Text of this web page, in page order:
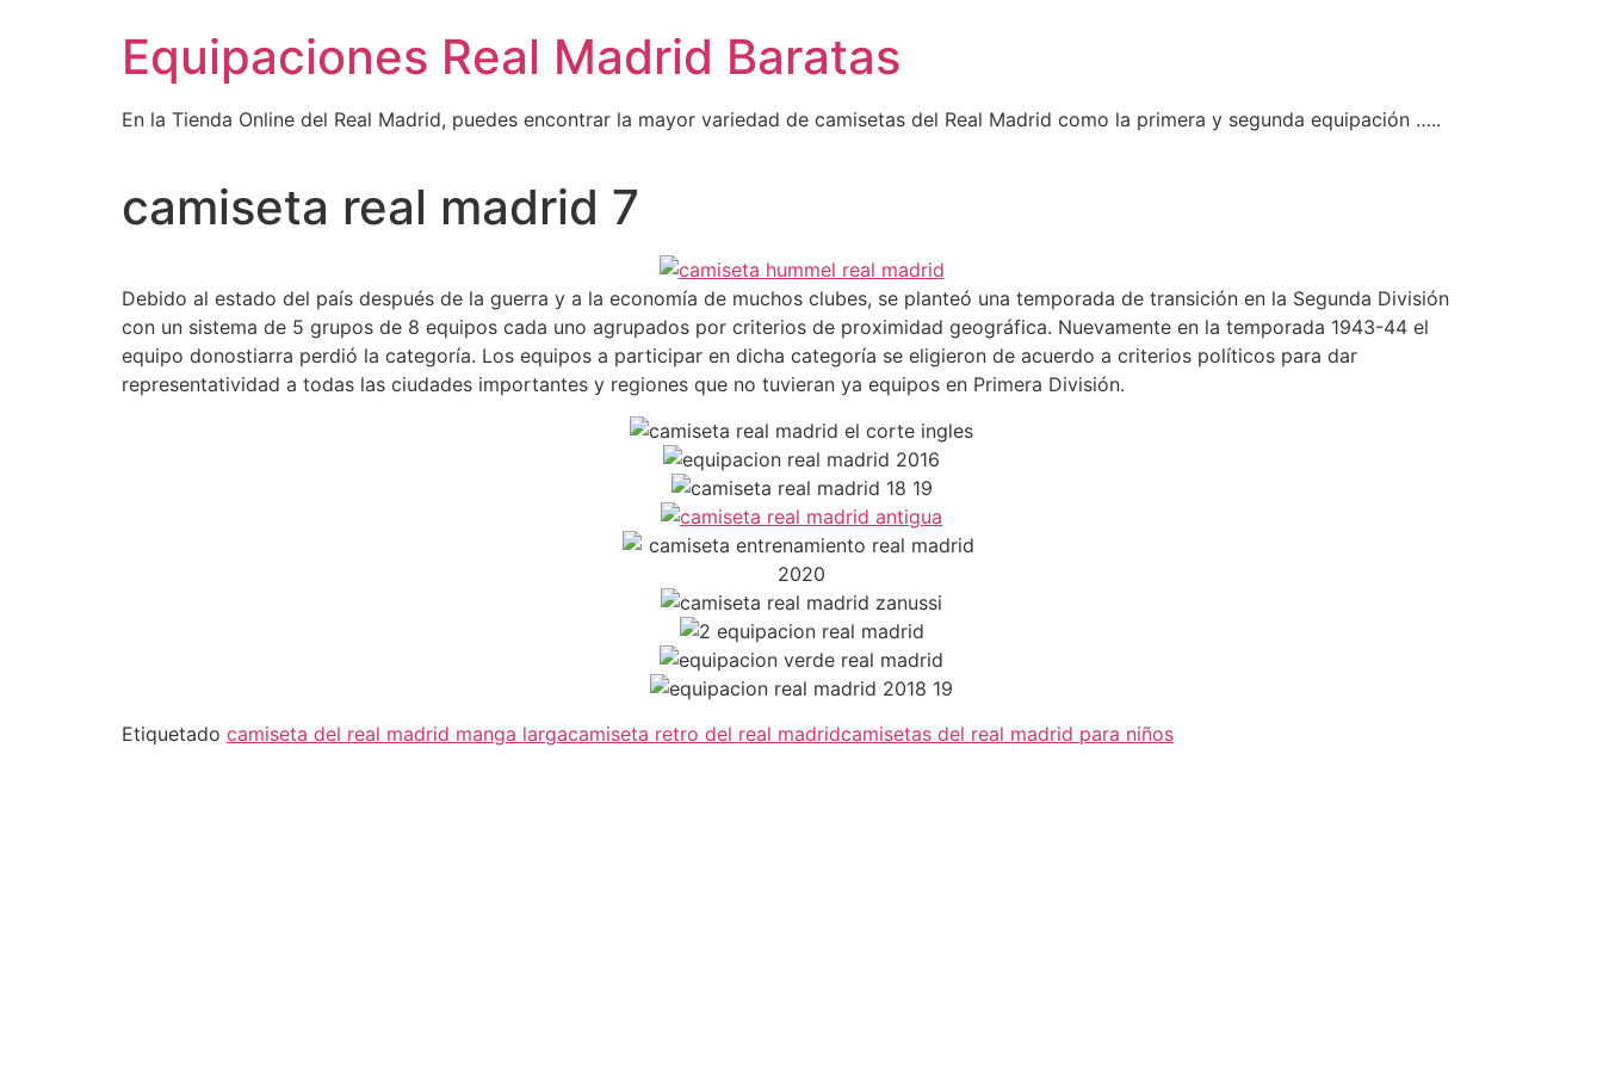
Equipaciones Real Madrid Baratas
En la Tienda Online del Real Madrid, puedes encontrar la mayor variedad de camisetas del Real Madrid como la primera y segunda equipación …..
camiseta real madrid 7
Debido al estado del país después de la guerra y a la economía de muchos clubes, se planteó una temporada de transición en la Segunda División
con un sistema de 5 grupos de 8 equipos cada uno agrupados por criterios de proximidad geográfica. Nuevamente en la temporada 1943-44 el
equipo donostiarra perdió la categoría. Los equipos a participar en dicha categoría se eligieron de acuerdo a criterios políticos para dar
representatividad a todas las ciudades importantes y regiones que no tuvieran ya equipos en Primera División.
Etiquetado camiseta del real madrid manga largacamiseta retro del real madridcamisetas del real madrid para niños